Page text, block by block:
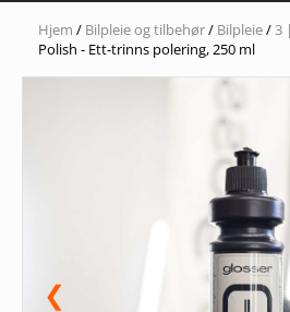
Hjem / Bilpleie og tilbehør/ Bilpleie/3
Polish - Ett-trinns polering, 250 ml
❮